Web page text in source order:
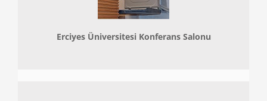
Erciyes Üniversitesi Konferans Salonu